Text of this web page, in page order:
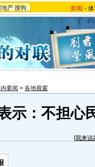
地产 搜狗 新闻 -
内要闻 > 各地视窗
示：不担心
[我来说